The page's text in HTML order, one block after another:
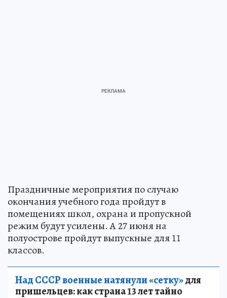
Праздничные мероприятия по случаю
окончания учебного года пройдут в
помещениях школ, охрана и пропускной
режим будут усилены. А 27 июня на
полуострове пройдут выпускные для 11
классов.
Над СССР военные натянули «сетку»для
пришельцев: как страна 13 лет тайно